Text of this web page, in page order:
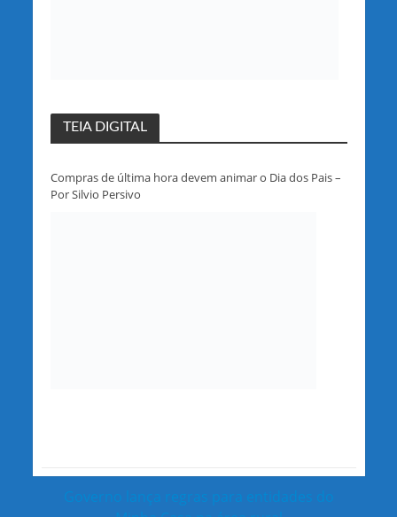
TEIA DIGITAL
Compras de última hora devem animar o Dia dos Pais –
Por Silvio Persivo
Governo lança regras para entidades do